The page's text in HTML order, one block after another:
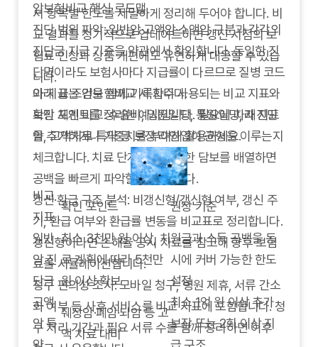
서 항목별 한도를 세밀하게 정리해 두어야 합니다. 비
교 결과를 정기적으로 업데이트하면 갱신 시점의 보
험료 인상과 상품 개편에도 유연하게 대응할 수 있습
니다.
암보험비교 핵심 로드맵
진단 범위 파악: 일반암·고액암·소액암 구분과 각각의
진단금 지급 기준을 약관에서 확인합니다. 동일한 진
단명이라도 보험사마다 지급률이 다르므로 질병 코드
와 지급 조건을 함께 기록합니다.
보장 체계 비교: 수술비, 입원일당, 통원일당, 재진단
암, 고액치료 특약 등 보장 라인업이 균형을 이루는지
체크합니다. 치료 단계별로 필요한 담보를 배열하면
공백을 빠르게 파악할 수 있습니다.
갱신·환급 구조 분석: 비갱신형/갱신형 여부, 갱신 주
기, 환급 여부와 환급률 변동을 비교표로 정리합니다.
갱신형이라면 손해율 공시 자료를 참고해 향후 보험
료를 시뮬레이션합니다.
청구 편의성 조사: 모바일 청구, 병원 제휴, 서류 간소
화 여부 등 사후 서비스를 비교 지표에 포함합니다. 청
구 처리 기간과 필요 서류 수를 함께 정리하면 이후
아래 표는 암보험비교 시 자주 사용되는 비교 지표와
확인 포인트를 정리한 예시입니다. 필요에 따라 지표
를 추가하거나 가중치를 부여해 활용하세요.
비교
지표
확인 포인트 권장 기준
일반
암 진
단금
최소 3천만 원 이상, 치
료 계획에 따라 5천만
원 이상 확보
원금과 소득 공백을 동
시에 커버 가능한 한도
설정
고액
암 특
췌장암·폐암·뇌암 등 고
액 치료 대비
최소 1억 원 이상 추가
보장 또는 2회 이상 지